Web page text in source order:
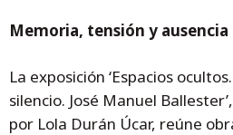
Memoria, tensión y ausencia
La exposición ‘Espacios
silencio. José Manuel
por Lola Durán Úcar, reúne